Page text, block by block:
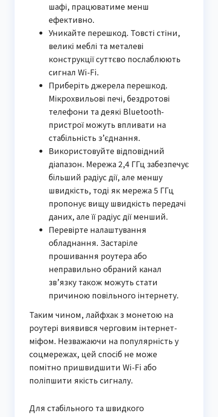
шафі, працюватиме менш
ефективно.
Уникайте перешкод. Товсті стіни,
великі меблі та металеві
конструкції суттєво послаблюють
сигнал Wi-Fi.
Приберіть джерела перешкод.
Мікрохвильові печі, бездротові
телефони та деякі Bluetooth-
пристрої можуть впливати на
стабільність з’єднання.
Використовуйте відповідний
діапазон. Мережа 2,4 ГГц забезпечує
більший радіус дії, але меншу
швидкість, тоді як мережа 5 ГГц
пропонує вищу швидкість передачі
даних, але її радіус дії менший.
Перевірте налаштування
обладнання. Застаріле
прошивання роутера або
неправильно обраний канал
зв’язку також можуть стати
причиною повільного інтернету.
Таким чином, лайфхак з монетою на
роутері виявився черговим інтернет-
міфом. Незважаючи на популярність у
соцмережах, цей спосіб не може
помітно пришвидшити Wi-Fi або
поліпшити якість сигналу.
Для стабільного та швидкого